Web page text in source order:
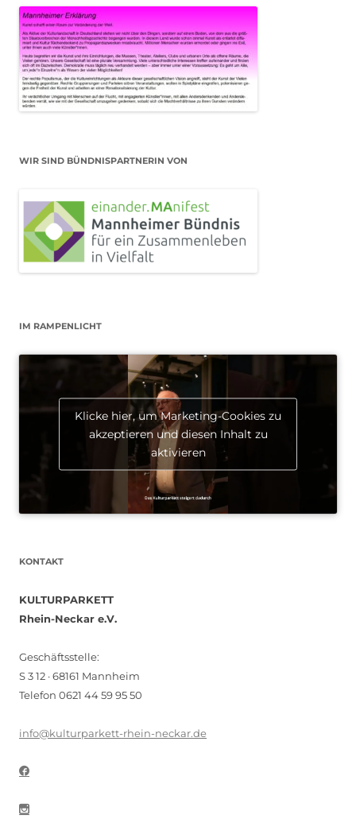
WIR SIND BÜNDNISPARTNERIN VON
IM RAMPENLICHT
Klicke hier, um Marketing-Cookies zu
akzeptieren und diesen Inhalt zu
aktivieren
KONTAKT
KULTURPARKETT
Rhein-Neckar e.V.
Geschäftsstelle:
S 3 12 · 68161 Mannheim
Telefon 0621 44 59 95 50
info@kulturparkett-rhein-neckar.de